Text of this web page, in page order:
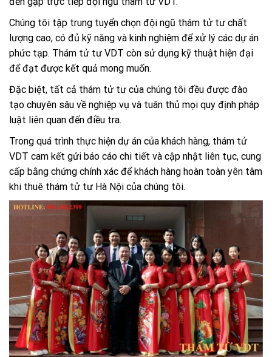
Chúng tôi tập trung tuyển chọn đội ngũ thám tử tư chất
lượng cao, có đủ kỹ năng và kinh nghiệm để xử lý các dự án
phức tạp. Thám tử tư VDT còn sử dụng kỹ thuật hiện đại
để đạt được kết quả mong muốn.
Đặc biệt, tất cả thám tử tư của chúng tôi đều được đào
tạo chuyên sâu về nghiệp vụ và tuân thủ mọi quy định pháp
luật liên quan đến điều tra.
Trong quá trình thực hiện dự án của khách hàng, thám tử
VDT cam kết gửi báo cáo chi tiết và cập nhật liên tục, cung
cấp bằng chứng chính xác để khách hàng hoàn toàn yên tâm
khi thuê thám tử tư Hà Nội của chúng tôi.